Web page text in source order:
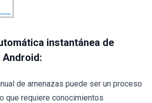
instantánea de
Android:
de amenazas puede ser un proceso
que requiere conocimientos